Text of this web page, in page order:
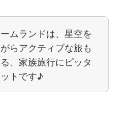
ムランドは、星空を
らアクティブな旅も
、家族旅行にピッタ
トです♪